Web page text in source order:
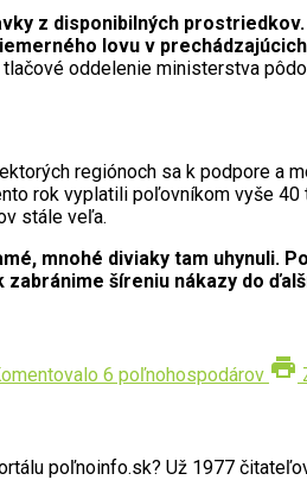
z disponibilných
lovu v
oddelenie ministerstva
regiónoch sa k podpore
rok vyplatili poľovníkom vyše
stále veľa.
mnohé diviaky tam
šíreniu nákazy do
6 poľnohospodárov print
poľnoinfo.sk? Už 1977